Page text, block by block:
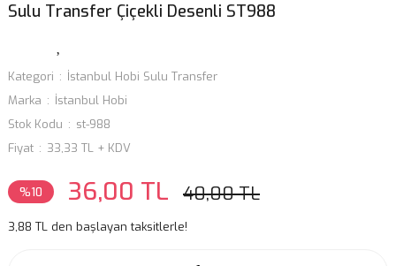
Sulu Transfer Çiçekli Desenli ST988
Kategori
İstanbul Hobi Sulu Transfer
Marka
İstanbul Hobi
Stok Kodu
st-988
Fiyat
33,33 TL + KDV
%10 36,00 TL 40,00 TL
3,88 TL den başlayan taksitlerle!